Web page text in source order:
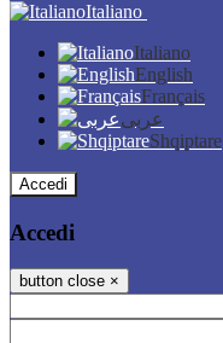
Italiano
Italiano
English
Français
عربى
Shqiptare
Accedi
Accedi
button close ×